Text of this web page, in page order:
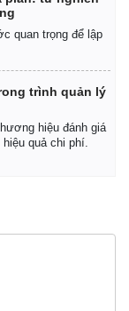
quan trọng để lập
trình quản lý
hiệu đánh giá
quả chi phí.